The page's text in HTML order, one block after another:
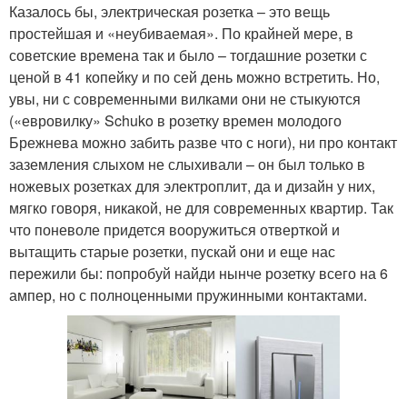
Казалось бы, электрическая розетка – это вещь
простейшая и «неубиваемая». По крайней мере, в
советские времена так и было – тогдашние розетки с
ценой в 41 копейку и по сей день можно встретить. Но,
увы, ни с современными вилками они не стыкуются
(«евровилку» Schuko в розетку времен молодого
Брежнева можно забить разве что с ноги), ни про контакт
заземления слыхом не слыхивали – он был только в
ножевых розетках для электроплит, да и дизайн у них,
мягко говоря, никакой, не для современных квартир. Так
что поневоле придется вооружиться отверткой и
вытащить старые розетки, пускай они и еще нас
пережили бы: попробуй найди нынче розетку всего на 6
ампер, но с полноценными пружинными контактами.